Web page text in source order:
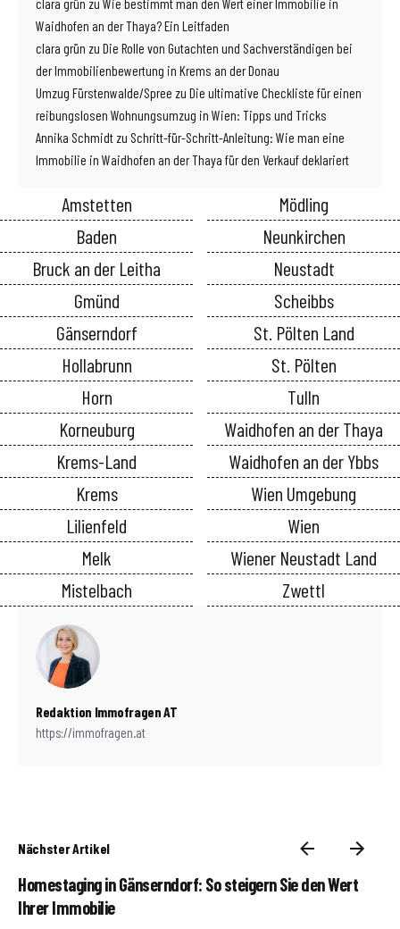
Waidhofen an der Thaya? Ein Leitfaden
clara grün zu Die Rolle von Gutachten und Sachverständigen bei
der Immobilienbewertung in Krems an der Donau
Umzug Fürstenwalde/Spree zu Die ultimative Checkliste für einen
reibungslosen Wohnungsumzug in Wien: Tipps und Tricks
Annika Schmidt zu Schritt-für-Schritt-Anleitung: Wie man eine
Immobilie in Waidhofen an der Thaya für den Verkauf deklariert
Amstetten
Baden
Bruck an der Leitha
Gmünd
Gänserndorf
Hollabrunn
Horn
Korneuburg
Krems-Land
Krems
Lilienfeld
Melk
Mistelbach
Mödling
Neunkirchen
Neustadt
Scheibbs
St. Pölten Land
St. Pölten
Tulln
Waidhofen an der Thaya
Waidhofen an der Ybbs
Wien Umgebung
Wien
Wiener Neustadt Land
Zwettl
Redaktion Immofragen AT
https://immofragen.at
Nächster Artikel
Homestaging in Gänserndorf: So steigern Sie den Wert
Ihrer Immobilie